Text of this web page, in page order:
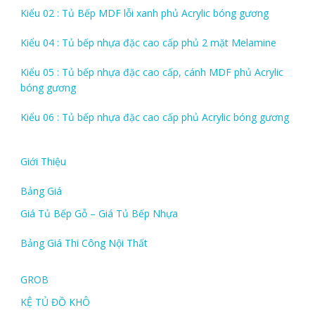
Kiểu 02 : Tủ Bếp MDF lỗi xanh phủ Acrylic bóng gương
Kiểu 04 : Tủ bếp nhựa đặc cao cấp phủ 2 mặt Melamine
Kiểu 05 : Tủ bếp nhựa đặc cao cấp, cánh MDF phủ Acrylic
bóng gương
Kiểu 06 : Tủ bếp nhựa đặc cao cấp phủ Acrylic bóng gương
Giới Thiệu
Bảng Giá
Giá Tủ Bếp Gỗ – Giá Tủ Bếp Nhựa
Bảng Giá Thi Công Nội Thất
GROB
KỆ TỦ ĐỒ KHÔ